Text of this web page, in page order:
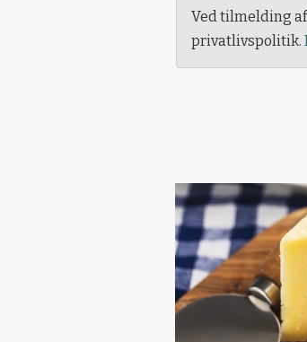
Ved tilmelding
privatlivspolitik.